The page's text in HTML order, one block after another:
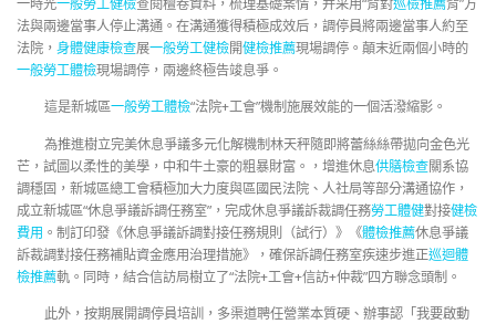
一時光一般勞工健檢查閱檀卷資料，梳理基礎案情，并采用“背對巡檢推薦背”方
法與兩邊當事人停止溝通。在溝通獲得積極成效后，調停員將兩邊當事人約至
法院， 身體健康檢查展一般勞工健檢開健檢推薦現場調停。顛末近兩個小時的
一般勞工體檢現場調停，兩邊終極告竣息爭。
這是新城區一般勞工體檢“法院+工會”機制施展效能的一個活潑縮影。
為推進樹立完美休息爭議多元化解機制林天秤隨即將蕾絲絲帶拋向金色光
芒，試圖以柔性的美學，中和牛土豪的粗暴財富。，增進休息供膳檢查關系協
調穩固，新城區總工會積極加大力度與區國民法院、人社局等部分溝通協作，
成立新城區“休息爭議訴調任務室”，完成休息爭議訴裁調任務勞工體健對接健檢
費用 。制訂印發《休息爭議訴調對接任務規則（試行）》《體檢推薦休息爭議
訴裁調對接任務補貼資金應用治理措施》，確保訴調任務室疾速步進正巡迴體
檢推薦軌。同時，結合信訪局樹立了“法院+工會+信訪+仲裁”四方聯念頭制。
此外，按期展開調停員培訓，多渠道聘任營業本質硬、辦事認「我要啟動